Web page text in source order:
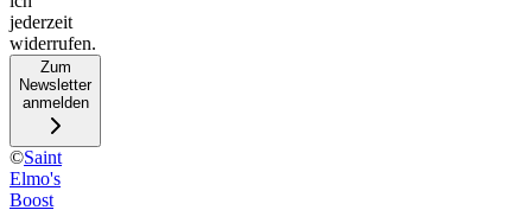
jederzeit
widerrufen.
Zum
Newsletter
anmelden
©Saint
Elmo's
Boost